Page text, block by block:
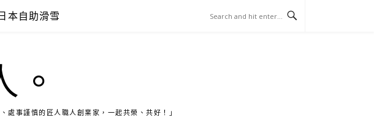
本自助滑雪
。
處事謹慎的匠人職人創業家，一起共榮、共好！」